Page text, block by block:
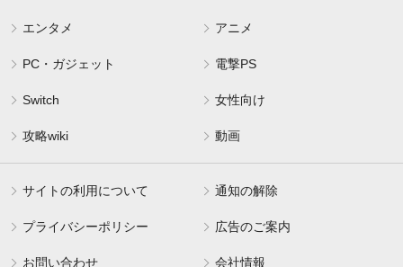
エンタメ アニメ
PC・ガジェット 電撃PS
Switch 女性向け
攻略wiki 動画
サイトの利用について 通知の解除
プライバシーポリシー 広告のご案内
お問い合わせ 会社情報